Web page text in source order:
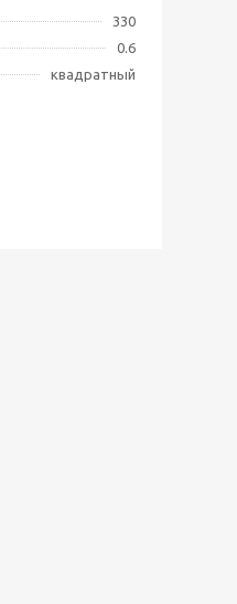
330
0.6
квадратный